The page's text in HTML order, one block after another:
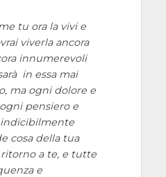
tu ora la vivi e
viverla ancora
innumerevoli
in essa mai
ma ogni dolore e
pensiero e
indicibilmente
cosa della tua
a te, e tutte
e